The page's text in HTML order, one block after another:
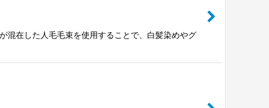
混在した人毛毛束を使用することで、白髪染めやグ